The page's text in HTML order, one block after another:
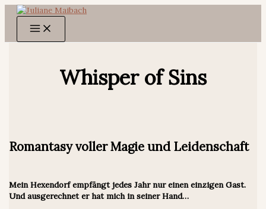
Zum
Inhalt
springen
Whisper of Sins
Romantasy voller Magie und Leidenschaft
Mein Hexendorf empfängt jedes Jahr nur einen einzigen Gast.
Und ausgerechnet er hat mich in seiner Hand…